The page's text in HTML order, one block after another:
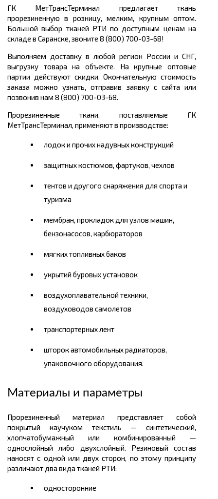
ГК МетТрансТерминал предлагает ткань
прорезиненную в розницу, мелким, крупным оптом.
Большой выбор тканей РТИ по доступным ценам на
складе в Саранске, звоните 8 (800) 700-03-68!
Выполняем доставку в любой регион России и СНГ,
выгрузку товара на объекте. На крупные оптовые
партии действуют скидки. Окончательную стоимость
заказа можно узнать, отправив заявку с сайта или
позвонив нам 8 (800) 700-03-68.
Прорезиненные ткани, поставляемые ГК
МетТрансТерминал, применяют в производстве:
лодок и прочих надувных конструкций
защитных костюмов, фартуков, чехлов
тентов и другого снаряжения для спорта и
туризма
мембран, прокладок для узлов машин,
бензонасосов, карбюраторов
мягких топливных баков
укрытий буровых установок
воздухоплавательной техники,
воздуховодов самолетов
транспортерных лент
шторок автомобильных радиаторов,
упаковочного оборудования.
Материалы и параметры
Прорезиненный материал представляет собой
покрытый каучуком текстиль — синтетический,
хлопчатобумажный или комбинированный —
однослойный либо двухслойный. Резиновый состав
наносят с одной или двух сторон, по этому принципу
различают два вида тканей РТИ:
односторонние